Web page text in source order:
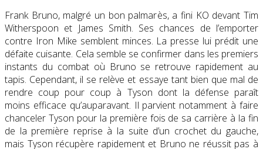
Frank Bruno, malgré un bon palmarès, a fini KO devant Tim
Witherspoon et James Smith. Ses chances de l’emporter
contre Iron Mike semblent minces. La presse lui prédit une
défaite cuisante. Cela semble se confirmer dans les premiers
instants du combat où Bruno se retrouve rapidement au
tapis. Cependant, il se relève et essaye tant bien que mal de
rendre coup pour coup à Tyson dont la défense paraît
moins efficace qu’auparavant. Il parvient notamment à faire
chanceler Tyson pour la première fois de sa carrière à la fin
de la première reprise à la suite d’un crochet du gauche,
mais Tyson récupère rapidement et Bruno ne réussit pas à